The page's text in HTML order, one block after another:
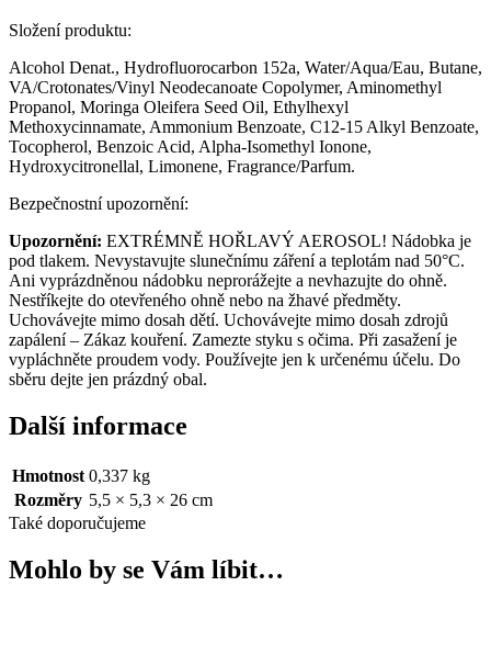
Složení produktu:
Alcohol Denat., Hydrofluorocarbon 152a, Water/Aqua/Eau, Butane,
VA/Crotonates/Vinyl Neodecanoate Copolymer, Aminomethyl
Propanol, Moringa Oleifera Seed Oil, Ethylhexyl
Methoxycinnamate, Ammonium Benzoate, C12-15 Alkyl Benzoate,
Tocopherol, Benzoic Acid, Alpha-Isomethyl Ionone,
Hydroxycitronellal, Limonene, Fragrance/Parfum.
Bezpečnostní upozornění:
Upozornění: EXTRÉMNĚ HOŘLAVÝ AEROSOL! Nádobka je
pod tlakem. Nevystavujte slunečnímu záření a teplotám nad 50°C.
Ani vyprázdněnou nádobku neprorážejte a nevhazujte do ohně.
Nestříkejte do otevřeného ohně nebo na žhavé předměty.
Uchovávejte mimo dosah dětí. Uchovávejte mimo dosah zdrojů
zapálení – Zákaz kouření. Zamezte styku s očima. Při zasažení je
vypláchněte proudem vody. Používejte jen k určenému účelu. Do
sběru dejte jen prázdný obal.
Další informace
Hmotnost 0,337 kg
Rozměry 5,5 × 5,3 × 26 cm
Také doporučujeme
Mohlo by se Vám líbit…